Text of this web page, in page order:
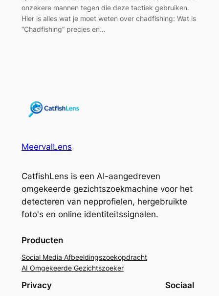
onzekere mannen tegen die deze tactiek gebruiken.
Hier is alles wat je moet weten over chadfishing: Wat is
“Chadfishing” precies en…
MeervalLens
CatfishLens is een AI-aangedreven
omgekeerde gezichtszoekmachine voor het
detecteren van nepprofielen, hergebruikte
foto's en online identiteitssignalen.
Producten
Social Media Afbeeldingszoekopdracht
AI Omgekeerde Gezichtszoeker
Privacy Sociaal
Portuguese